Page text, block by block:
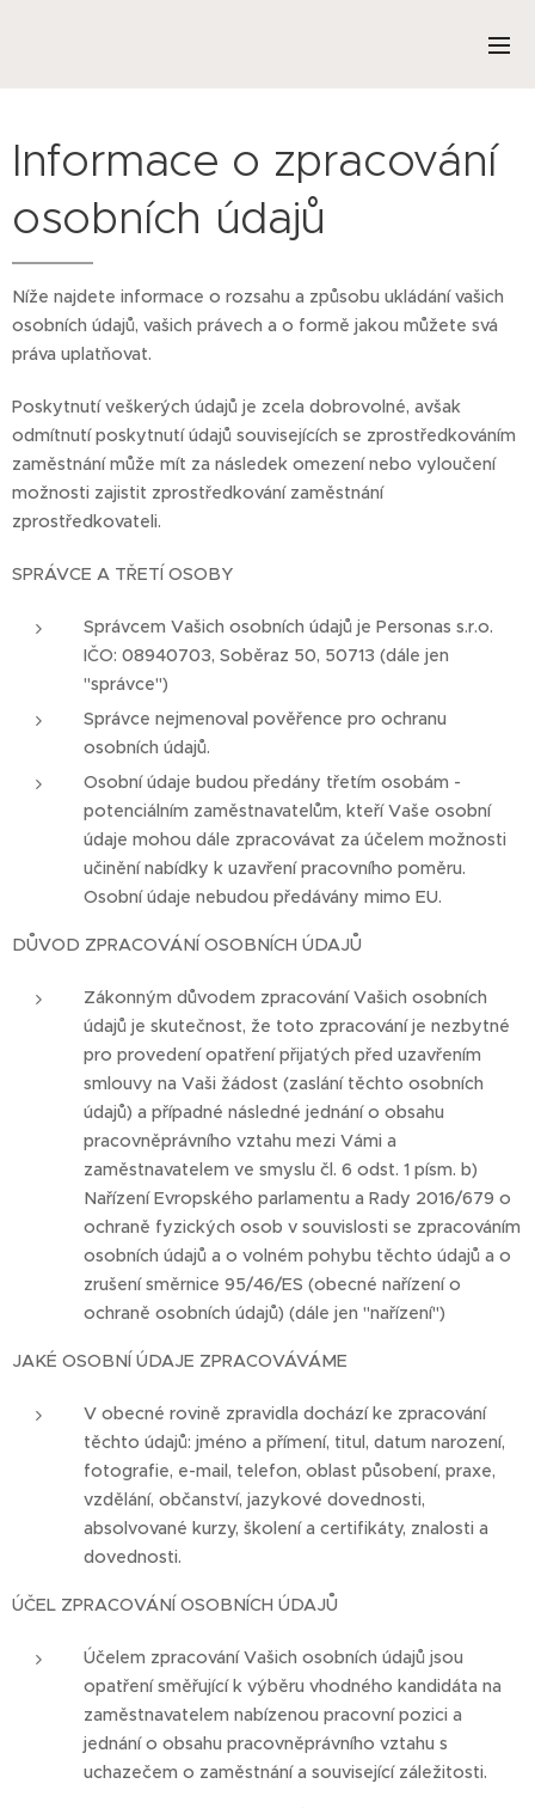
Informace o zpracování
osobních údajů
Níže najdete informace o rozsahu a způsobu ukládání vašich
osobních údajů, vašich právech a o formě jakou můžete svá
práva uplatňovat.
Poskytnutí veškerých údajů je zcela dobrovolné, avšak
odmítnutí poskytnutí údajů souvisejících se zprostředkováním
zaměstnání může mít za následek omezení nebo vyloučení
možnosti zajistit zprostředkování zaměstnání
zprostředkovateli.
SPRÁVCE A TŘETÍ OSOBY
Správcem Vašich osobních údajů je Personas s.r.o.
IČO: 08940703, Soběraz 50, 50713 (dále jen
"správce")
Správce nejmenoval pověřence pro ochranu
osobních údajů.
Osobní údaje budou předány třetím osobám -
potenciálním zaměstnavatelům, kteří Vaše osobní
údaje mohou dále zpracovávat za účelem možnosti
učinění nabídky k uzavření pracovního poměru.
Osobní údaje nebudou předávány mimo EU.
DŮVOD ZPRACOVÁNÍ OSOBNÍCH ÚDAJŮ
Zákonným důvodem zpracování Vašich osobních
údajů je skutečnost, že toto zpracování je nezbytné
pro provedení opatření přijatých před uzavřením
smlouvy na Vaši žádost (zaslání těchto osobních
údajů) a případné následné jednání o obsahu
pracovněprávního vztahu mezi Vámi a
zaměstnavatelem ve smyslu čl. 6 odst. 1 písm. b)
Nařízení Evropského parlamentu a Rady 2016/679 o
ochraně fyzických osob v souvislosti se zpracováním
osobních údajů a o volném pohybu těchto údajů a o
zrušení směrnice 95/46/ES (obecné nařízení o
ochraně osobních údajů) (dále jen "nařízení")
JAKÉ OSOBNÍ ÚDAJE ZPRACOVÁVÁME
V obecné rovině zpravidla dochází ke zpracování
těchto údajů: jméno a přímení, titul, datum narození,
fotografie, e-mail, telefon, oblast působení, praxe,
vzdělání, občanství, jazykové dovednosti,
absolvované kurzy, školení a certifikáty, znalosti a
dovednosti.
ÚČEL ZPRACOVÁNÍ OSOBNÍCH ÚDAJŮ
Účelem zpracování Vašich osobních údajů jsou
opatření směřující k výběru vhodného kandidáta na
zaměstnavatelem nabízenou pracovní pozici a
jednání o obsahu pracovněprávního vztahu s
uchazečem o zaměstnání a související záležitosti.